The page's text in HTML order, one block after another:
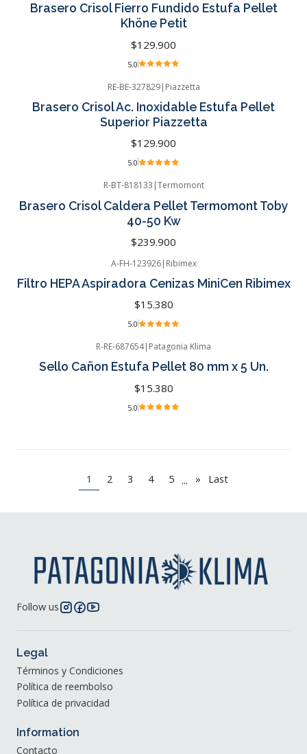
Brasero Crisol Fierro Fundido Estufa Pellet
Khöne Petit
$129.900
5.0
RE-BE-327829| Piazzetta
Brasero Crisol Ac. Inoxidable Estufa Pellet
Superior Piazzetta
$129.900
5.0
R-BT-818133 |Termomont
Brasero Crisol Caldera Pellet Termomont Toby
40-50 Kw
$239.900
A-FH-123926| Ribimex
Filtro HEPA Aspiradora Cenizas MiniCen Ribimex
$15.380
5.0
R-RE-687654| Patagonia Klima
Sello Cañon Estufa Pellet 80 mm x 5 Un.
$15.380
5.0
1 2 3 4 5 ... » Last
Follow us
Legal
Términos y Condiciones
Política de reembolso
Política de privacidad
Information
Contacto